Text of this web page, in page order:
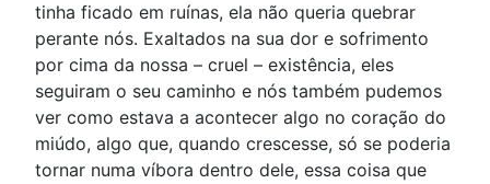
tinha ficado em ruínas, ela não queria quebrar
perante nós. Exaltados na sua dor e sofrimento
por cima da nossa – cruel – existência, eles
seguiram o seu caminho e nós também pudemos
ver como estava a acontecer algo no coração do
miúdo, algo que, quando crescesse, só se poderia
tornar numa víbora dentro dele, essa coisa que